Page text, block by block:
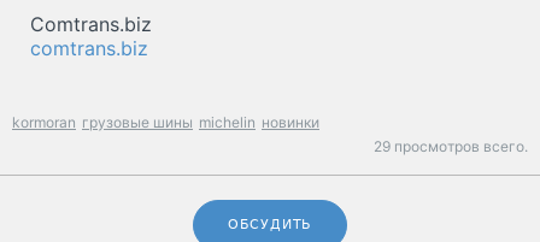
Comtrans.biz
comtrans.biz
kormoran грузовые шины michelin новинки
29 просмотров всего.
ОБСУДИТЬ